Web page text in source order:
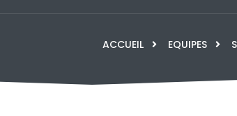
ACCUEIL EQUIPES